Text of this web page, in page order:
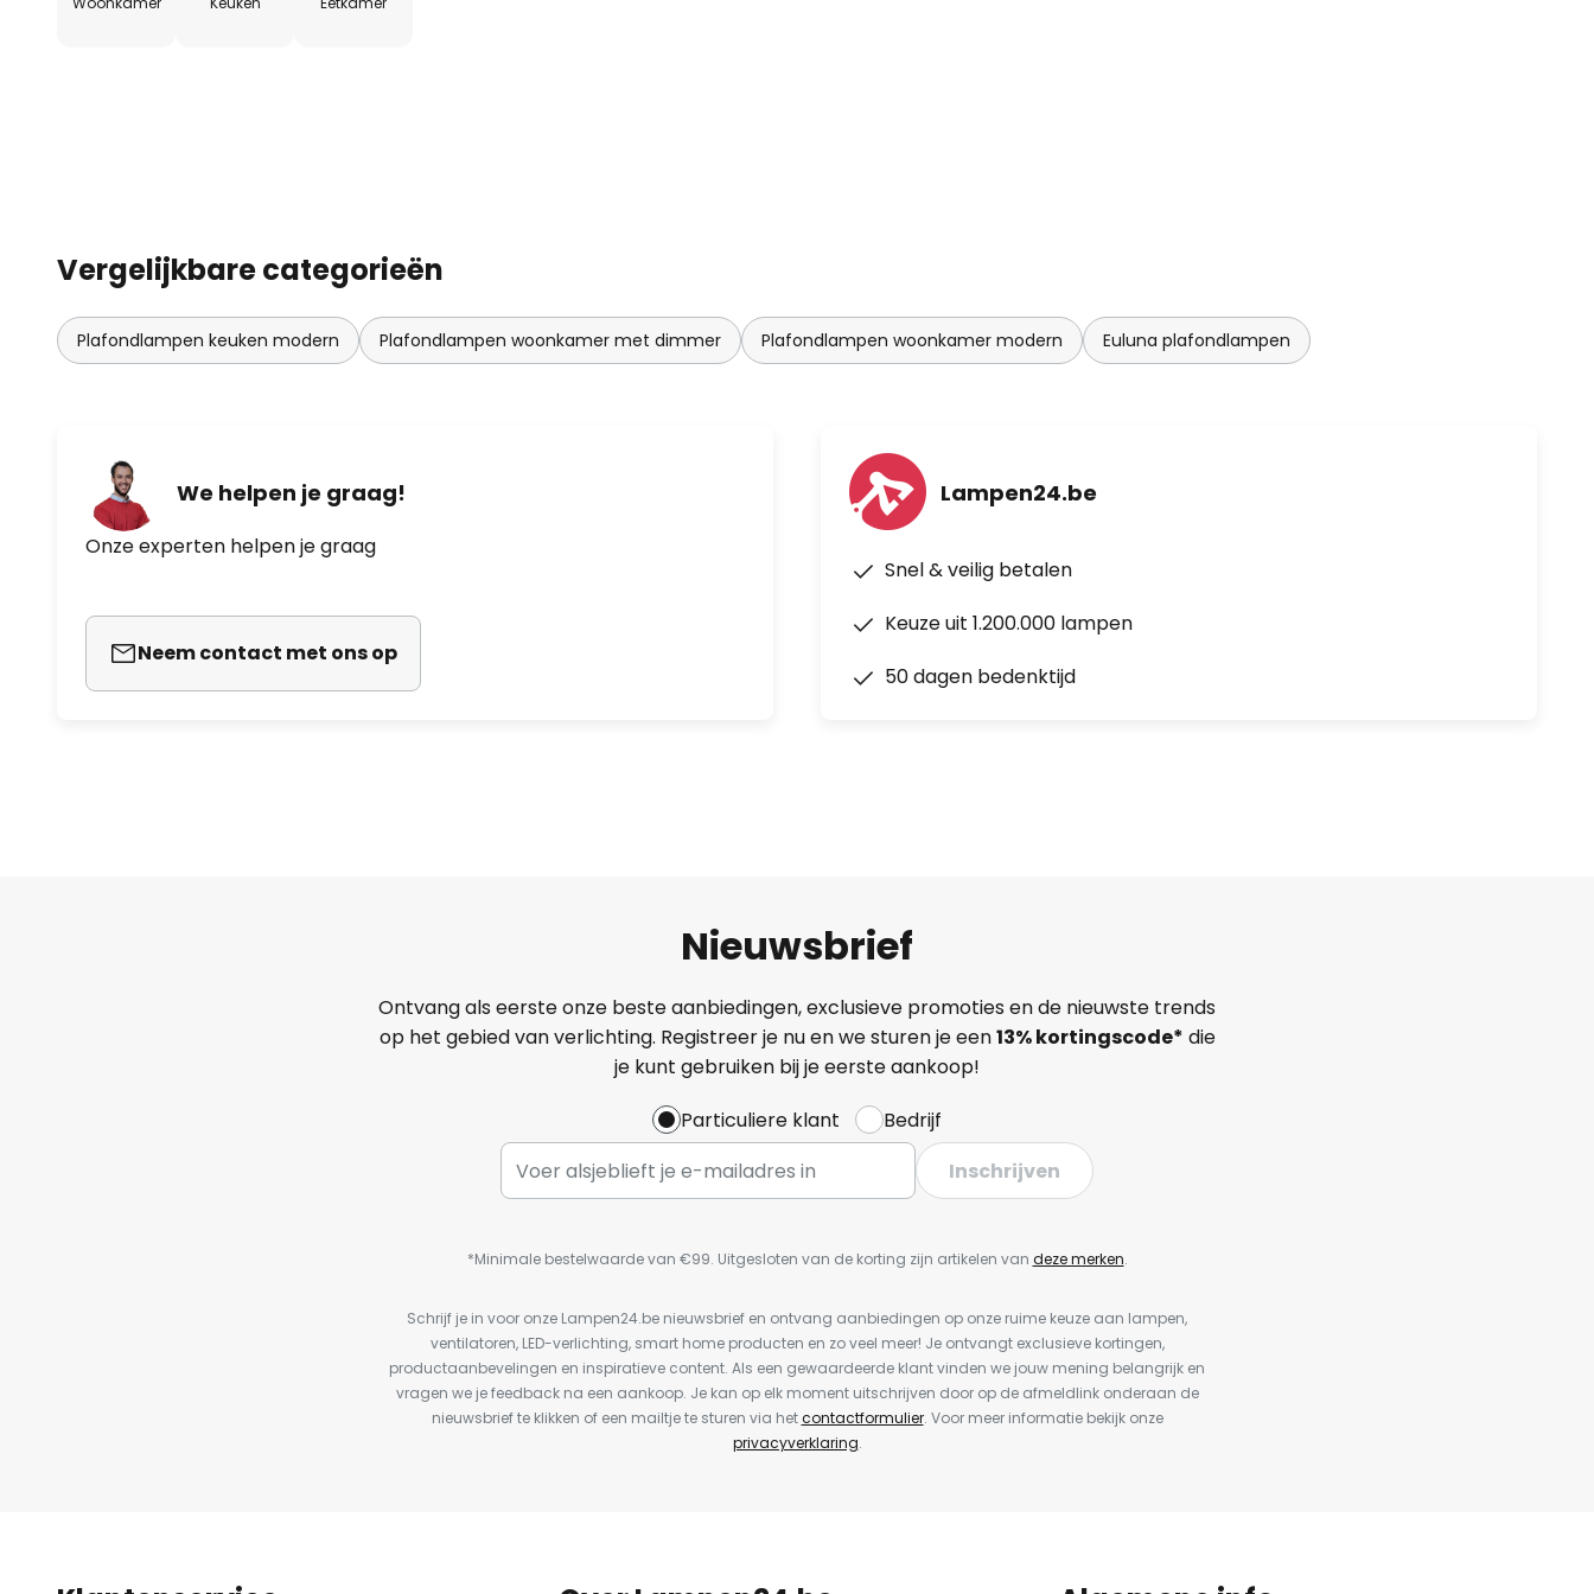
Vergelijkbare categorieën
Plafondlampen keuken modern Plafondlampen woonkamer met dimmer Plafondlampen woonkamer modern Euluna plafondlampen
We helpen je graag!
Onze experten helpen je graag
Neem contact met ons op
Lampen24.be
Snel & veilig betalen
Keuze uit 1.200.000 lampen
50 dagen bedenktijd
Nieuwsbrief
Ontvang als eerste onze beste aanbiedingen, exclusieve promoties en de nieuwste trends
op het gebied van verlichting. Registreer je nu en we sturen je een13%kortingscode* die
je kunt gebruiken bij je eerste aankoop!
Particuliere klant
Bedrijf
Inschrijven
*Minimale bestelwaarde van €99. Uitgesloten van de korting zijn artikelen van deze merken.
Schrijf je in voor onze Lampen24.be nieuwsbrief en ontvang aanbiedingen op onze ruime keuze aan lampen,
ventilatoren, LED-verlichting, smart home producten en zo veel meer! Je ontvangt exclusieve kortingen,
productaanbevelingen en inspiratieve content. Als een gewaardeerde klant vinden we jouw mening belangrijk en
vragen we je feedback na een aankoop. Je kan op elk moment uitschrijven door op de afmeldlink onderaan de
nieuwsbrief te klikken of een mailtje te sturen via hetcontactformulier. Voor meer informatie bekijk onze
privacyverklaring.